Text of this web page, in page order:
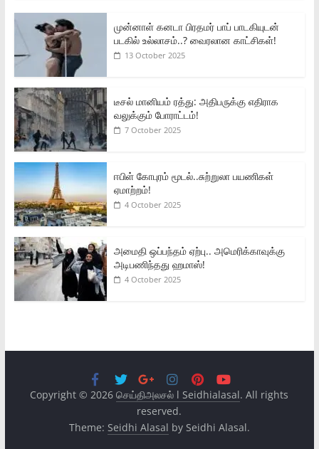
முன்னாள் கனடா பிரதமர் பாப் பாடகியுடன்
படகில் உல்லாசம்..? வைரலான காட்சிகள்!
13 October 2025
டீசல் மானியம் ரத்து: அதிபருக்கு எதிராக
வலுக்கும் போராட்டம்!
7 October 2025
ஈபிள் கோபுரம் மூடல்..சுற்றுலா பயணிகள்
ஏமாற்றம்!
4 October 2025
அமைதி ஒப்பந்தம் ஏற்பு.. அமெரிக்காவுக்கு
அடிபணிந்தது ஹமாஸ்!
4 October 2025
Copyright © 2026செய்திஅலசல் l Seidhialasal. All rights
reserved.
Theme: Seidhi Alasal by Seidhi Alasal.